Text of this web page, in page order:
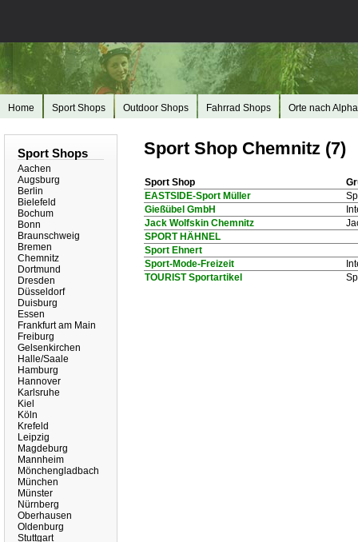
Home Sport Shops Outdoor Shops Fahrrad Shops Orte nach
Sport Shops
Aachen
Augsburg
Berlin
Bielefeld
Bochum
Bonn
Braunschweig
Bremen
Chemnitz
Dortmund
Dresden
Düsseldorf
Duisburg
Essen
Frankfurt am Main
Freiburg
Gelsenkirchen
Halle/Saale
Hamburg
Hannover
Karlsruhe
Kiel
Köln
Krefeld
Leipzig
Magdeburg
Mannheim
Mönchengladbach
München
Münster
Nürnberg
Oberhausen
Oldenburg
Stuttgart
Sport Shop Chemnitz (7)
Sport Shop
EASTSIDE-Sport Müller
Gießübel GmbH
Jack Wolfskin Chemnitz
SPORT HÄHNEL
Sport Ehnert
Sport-Mode-Freizeit
TOURIST Sportartikel